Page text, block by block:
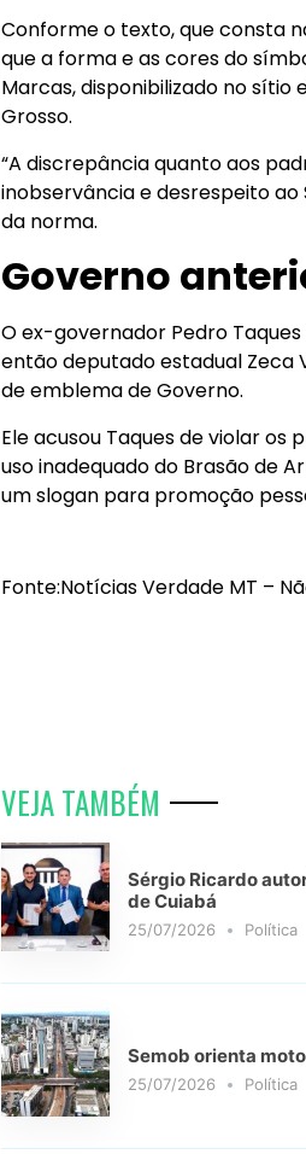
Conforme o texto, que consta
que a forma e as cores do
Marcas, disponibilizado no
Grosso.
“A discrepância quanto aos
inobservância e desrespeito ao
da norma.
Governo
O ex-governador Pedro
então deputado estadual Zeca
de emblema de Governo.
Ele acusou Taques de violar
uso inadequado do Brasão de
um slogan para promoção
Fonte:Notícias Verdade MT –
VEJA TAMBÉM
Sérgio Ricardo
de Cuiabá
25/07/2026 Política
Semob orienta
25/07/2026 Política